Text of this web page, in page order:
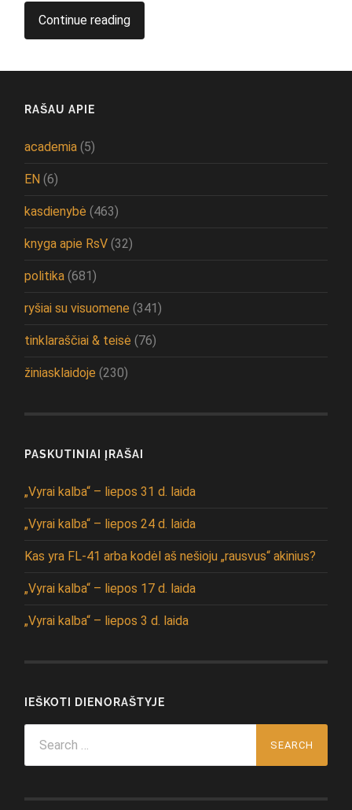
Continue reading
RAŠAU APIE
academia (5)
EN (6)
kasdienybė (463)
knyga apie RsV (32)
politika (681)
ryšiai su visuomene (341)
tinklaraščiai & teisė (76)
žiniasklaidoje (230)
PASKUTINIAI ĮRAŠAI
„Vyrai kalba“ – liepos 31 d. laida
„Vyrai kalba“ – liepos 24 d. laida
Kas yra FL-41 arba kodėl aš nešioju „rausvus“ akinius?
„Vyrai kalba“ – liepos 17 d. laida
„Vyrai kalba“ – liepos 3 d. laida
IEŠKOTI DIENORAŠTYJE
for: